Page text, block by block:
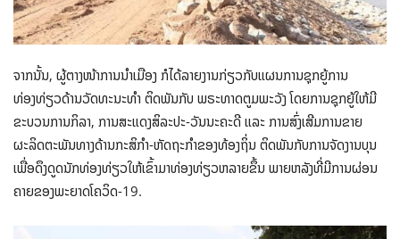
ຈາກນັ້ນ, ຜູ້ຕາງໜ້າການນຳເມືອງ ກໍໄດ້ລາຍງານກ່ຽວກັບແຜນການຊຸກຍູ້ການ
ທ່ອງທ່ຽວດ້ານວັດທະນະທຳ ຕິດພັນກັບ ພຣະທາດຕູມພະວັງ ໂດຍການຊຸກຍູ້ໃຫ້ມີ
ຂະບວນການກິລາ, ການສະແດງສິລະປະ-ວັນນະຄະດີ ແລະ ການສົ່ງເສີມການຂາຍ
ຜະລິດຕະພັນທາງດ້ານກະສິກຳ-ຫັດຖະກຳຂອງທ້ອງຖິ່ນ ຕິດພັນກັບການຈັດງານບຸນ
ເພື່ອດຶງດູດນັກທ່ອງທ່ຽວໃຫ້ເຂົ້າມາທ່ອງທ່ຽວຫລາຍຂຶ້ນ ພາຍຫລັງທີ່ມີການຜ່ອນ
ຄາຍຂອງພະຍາດໂຄວິດ-19.